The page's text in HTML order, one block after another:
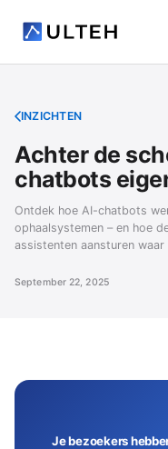
INZICHTEN
Achter de
chatbots
Ontdek hoe AI-chatbots
ophaalsystemen – en hoe
assistenten aansturen
September 22, 2025
Je bezoekers